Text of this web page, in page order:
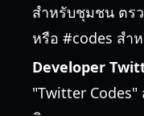
สำหรับชุมชน ตร
หรือ #codes สำ
Developer
"Twitter Codes"